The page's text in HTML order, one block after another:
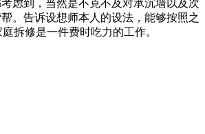
虑到，当然是不克不及对承沉墙以及次
。告诉设想师本人的设法，能够按照之
拆修是一件费时吃力的工作。